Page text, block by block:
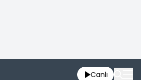
Canlı